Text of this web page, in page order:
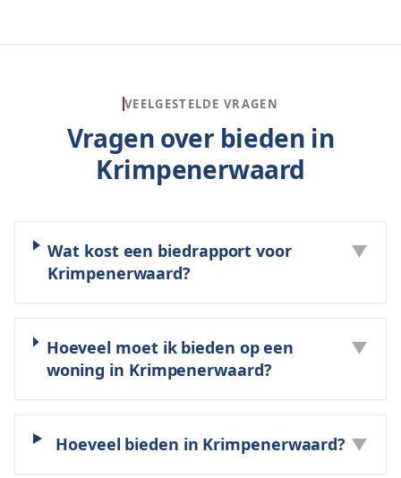
VEELGESTELDE VRAGEN
Vragen over bieden in
Krimpenerwaard
Wat kost een biedrapport voor
Krimpenerwaard?
▼
Hoeveel moet ik bieden op een
woning in Krimpenerwaard?
▼
Hoeveel bieden in Krimpenerwaard? ▼